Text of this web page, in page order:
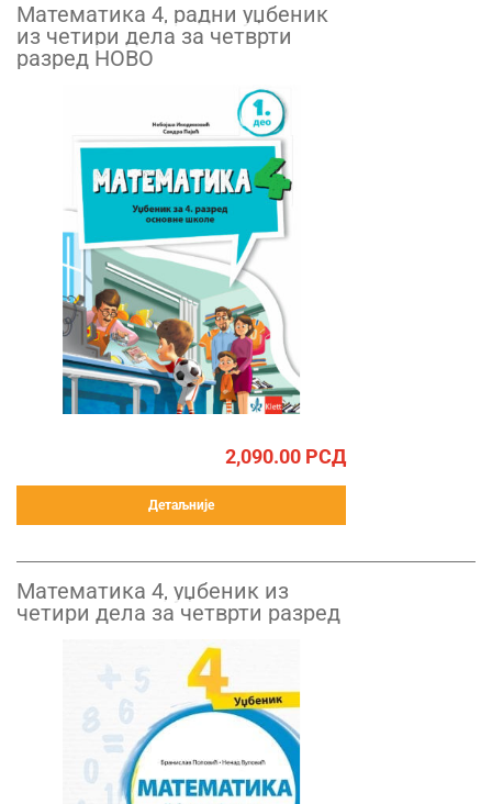
Математика 4, радни уџбеник
из четири дела за четврти
разред НОВО
2,090.00 РСД
Детаљније
Математика 4, уџбеник из
четири дела за четврти разред